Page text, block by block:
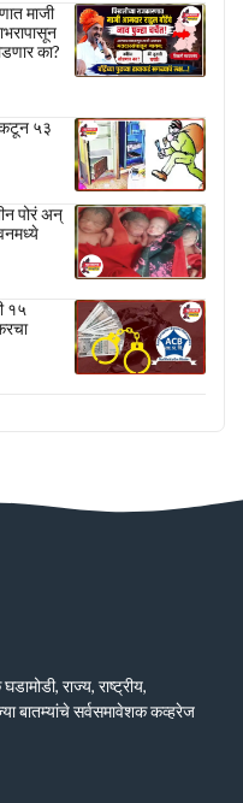
माजी
का?
५३
पोरं अन्
१५
राज्य, राष्ट्रीय,
बातम्यांचे सर्वसमावेशक कव्हरेज